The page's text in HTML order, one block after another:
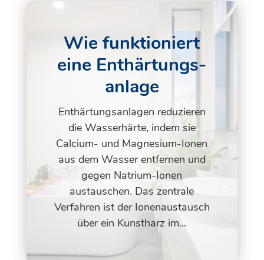
Wie funktioniert
eine Enthärtungs­
anlage
Enthärtungsanlagen reduzieren
die Wasserhärte, indem sie
Calcium- und Magnesium-Ionen
aus dem Wasser entfernen und
gegen Natrium-Ionen
austauschen. Das zentrale
Verfahren ist der Ionenaustausch
über ein Kunstharz im...